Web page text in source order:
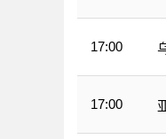
17:00
17:00